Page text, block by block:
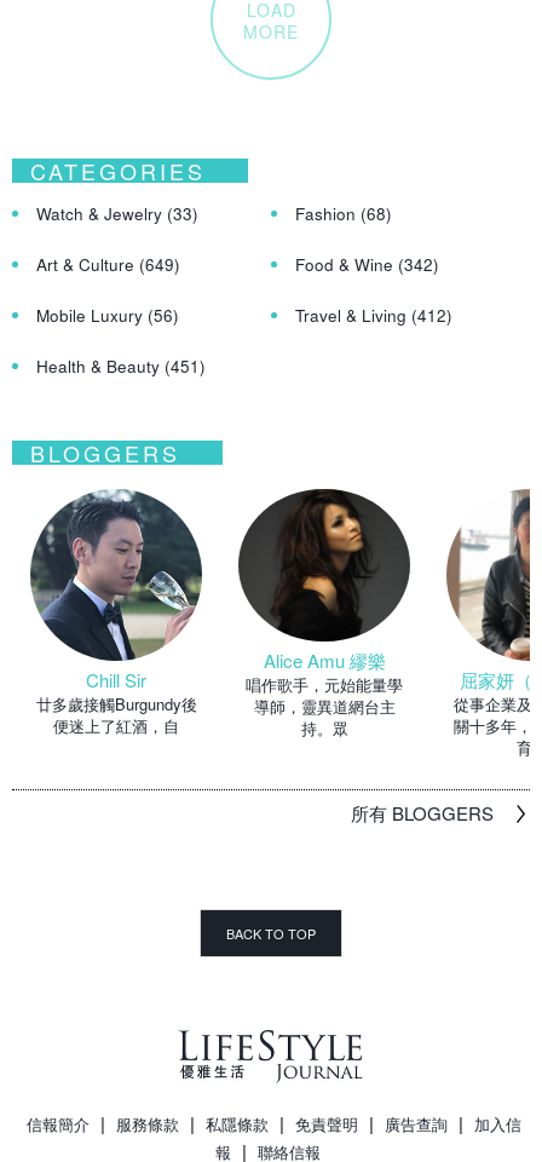
LOAD
MORE
CATEGORIES
Watch & Jewelry(33) Fashion (68)
Art & Culture (649) Food & Wine (342)
Mobile Luxury(56) Travel & Living (412)
Health & Beauty(451)
BLOGGERS
Chill Sir
廿多歲接觸Burgundy後
便迷上了紅酒，自
Alice Amu 繆樂
唱作歌手，元始能量學
導師，靈異道網台主
持。眾
屈家妍（
從事企業及
關十多年，
育
所有 BLOGGERS
BACK TO TOP
信報簡介 | 服務條款 | 私隱條款 | 免責聲明 | 廣告查詢 | 加入信
報 | 聯絡信報